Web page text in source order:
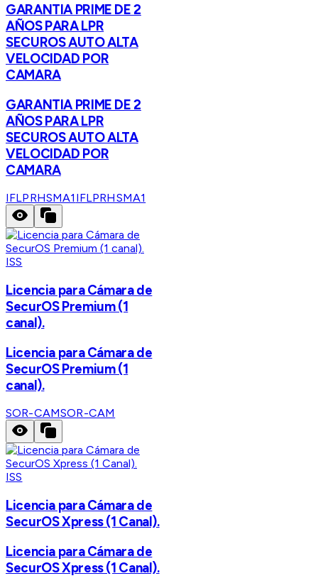
GARANTIA PRIME DE 2
AÑOS PARA LPR
SECUROS AUTO ALTA
VELOCIDAD POR
CAMARA
GARANTIA PRIME DE 2
AÑOS PARA LPR
SECUROS AUTO ALTA
VELOCIDAD POR
CAMARA
IFLPRHSMA1 IFLPRHSMA1
ISS
Licencia para Cámara de
SecurOS Premium (1
canal).
Licencia para Cámara de
SecurOS Premium (1
canal).
SOR-CAMSOR-CAM
ISS
Licencia para Cámara de
SecurOS Xpress (1 Canal).
Licencia para Cámara de
SecurOS Xpress (1 Canal).